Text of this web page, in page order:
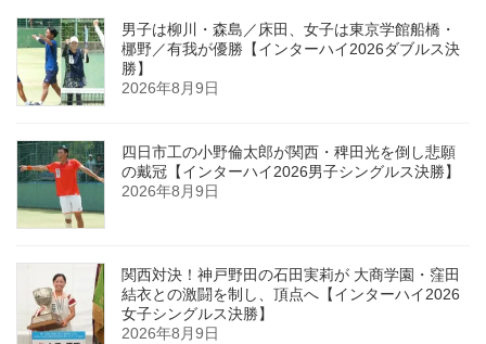
男子は柳川・森島／床田、女子は東京学館船橋・
梛野／有我が優勝【インターハイ2026ダブルス決
勝】
2026年8月9日
四日市工の小野倫太郎が関西・稗田光を倒し悲願
の戴冠【インターハイ2026男子シングルス決勝】
2026年8月9日
関西対決！神戸野田の石田実莉が 大商学園・窪田
結衣との激闘を制し、頂点へ【インターハイ2026
女子シングルス決勝】
2026年8月9日